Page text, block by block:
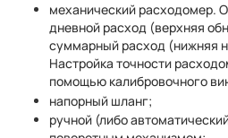
механический расходомер.
дневной расход (верхняя
суммарный расход (нижняя
Настройка точности
помощью калибровочного
напорный шланг;
ручной (либо